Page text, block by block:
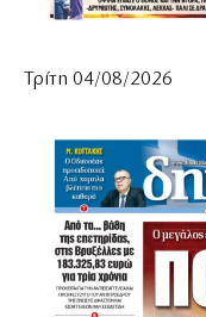
Τρίτη 04/08/2026